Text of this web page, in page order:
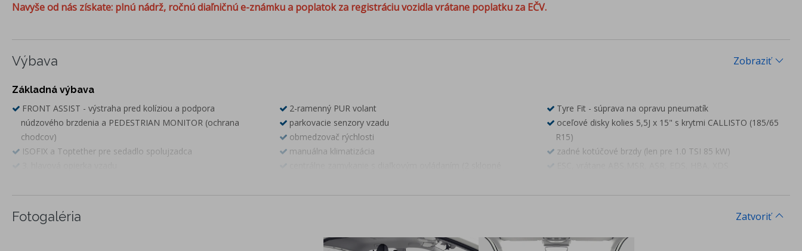
Navyše od nás získate: plnú nádrž, ročnú diaľničnú e-známku a poplatok za registráciu vozidla vrátane poplatku za EČV.
Zobraziť
Výbava
Základná výbava
FRONT ASSIST - výstraha pred kolíziou a podpora
núdzového brzdenia a PEDESTRIAN MONITOR (ochrana
chodcov)
ISOFIX a Toptether pre sedadlo spolujzadca
EASY LIGHT ASSIST - svetelný senzor
DRIVER ALERT - asistent rozpoznania únavy a pozornosti
vodiča
2-ramenný PUR volant
parkovacie senzory vzadu
obmedzovač rýchlosti
manuálna klimatizácia
infotaiment Škoda s 8" dotykovým displejom
4 reproduktory vpredu
Tyre Fit - súprava na opravu pneumatík
oceľové disky kolies 5,5J x 15" s krytmi CALLISTO (185/65
R15)
zadné kotúčové brzdy (len pre 1.0 TSI 85 kW)
Bočné airbagy a hlavové airbagy vpredu
predĺžená záruka na 5 rokov/100 000 km (platí tá z
podmienok, ktorá nastane skôr, prvé 2 roky bez
Zatvoriť
Fotogaléria